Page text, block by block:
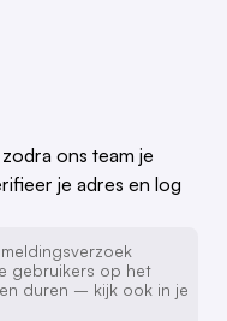
ons team je
je adres en log
gebruikers op het
duren – kijk ook in je